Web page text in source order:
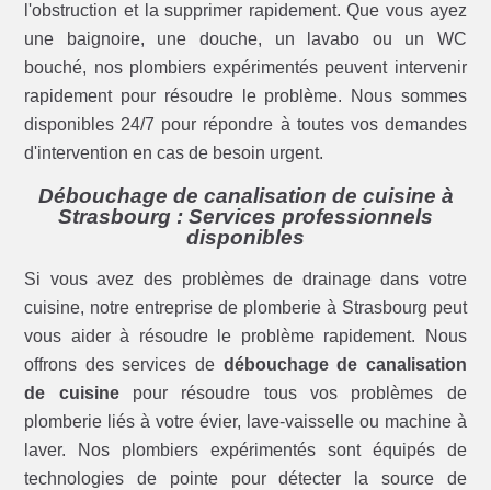
l'obstruction et la supprimer rapidement. Que vous ayez
une baignoire, une douche, un lavabo ou un WC
bouché, nos plombiers expérimentés peuvent intervenir
rapidement pour résoudre le problème. Nous sommes
disponibles 24/7 pour répondre à toutes vos demandes
d'intervention en cas de besoin urgent.
Débouchage de canalisation de cuisine à
Strasbourg : Services professionnels
disponibles
Si vous avez des problèmes de drainage dans votre
cuisine, notre entreprise de plomberie à Strasbourg peut
vous aider à résoudre le problème rapidement. Nous
offrons des services de débouchage de canalisation
de cuisinepour résoudre tous vos problèmes de
plomberie liés à votre évier, lave-vaisselle ou machine à
laver. Nos plombiers expérimentés sont équipés de
technologies de pointe pour détecter la source de